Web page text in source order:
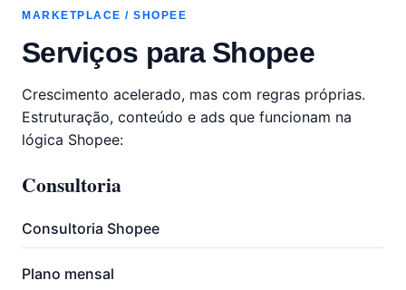
MARKETPLACE / SHOPEE
Serviços para Shopee
Crescimento acelerado, mas com regras próprias.
Estruturação, conteúdo e ads que funcionam na
lógica Shopee:
Consultoria
Consultoria Shopee
Plano mensal